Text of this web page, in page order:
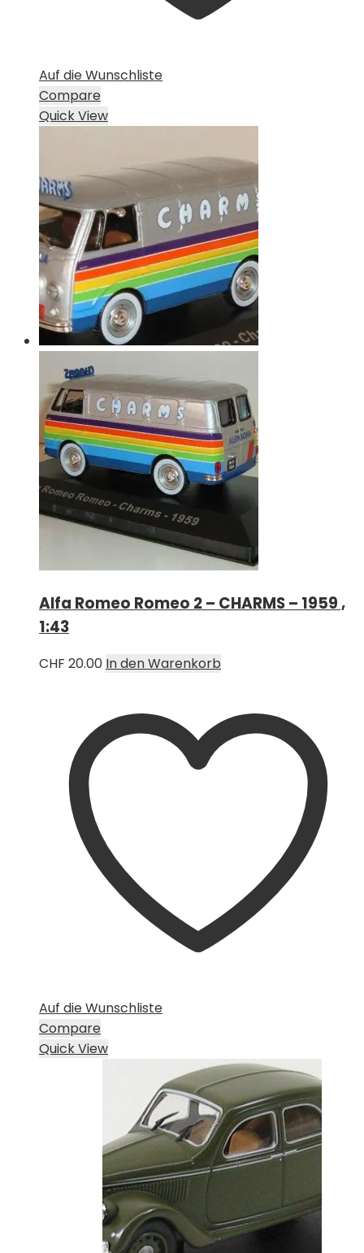
Auf die Wunschliste
Compare
Quick View
Alfa Romeo Romeo 2 – CHARMS – 1959 ,
1:43
CHF 20.00 In den Warenkorb
Auf die Wunschliste
Compare
Quick View